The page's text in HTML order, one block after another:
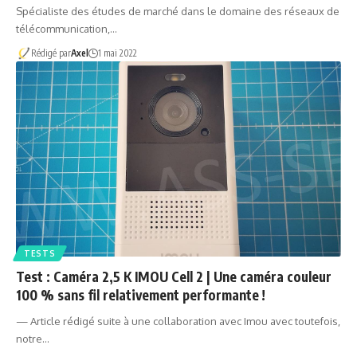
Spécialiste des études de marché dans le domaine des réseaux de
télécommunication,…
Rédigé parAxel 1 mai 2022
TESTS
Test : Caméra 2,5 K IMOU Cell 2 | Une caméra couleur
100 % sans fil relativement performante !
— Article rédigé suite à une collaboration avec Imou avec toutefois,
notre…